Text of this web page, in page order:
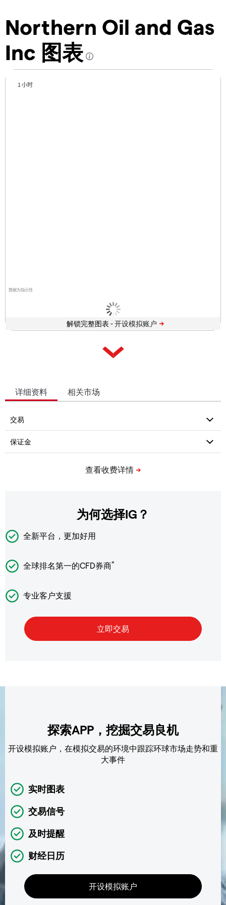
Northern Oil and Gas
Inc 图表
数据为指示性
1 小时
解锁完整图表 -
详细资料 相关市场
为何选择IG？
全新平台，更加好用
全球排名第一的CFD券商*
专业客户支援
探索APP，挖掘交易良机
开设模拟账户，在模拟交易的环境中跟踪环球市场走势和重
大事件
实时图表
交易信号
及时提醒
财经日历